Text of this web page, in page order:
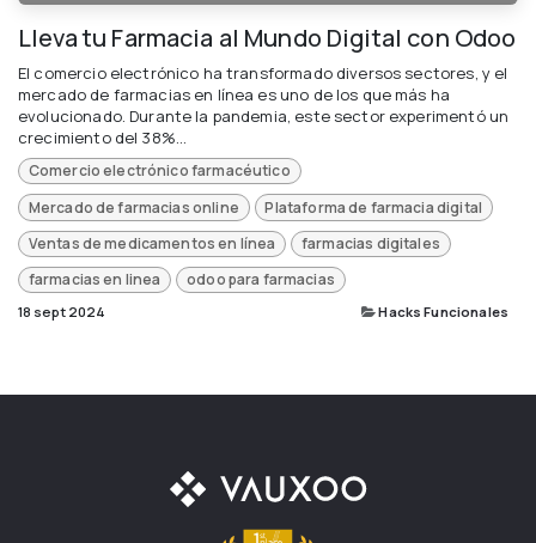
Lleva tu Farmacia al Mundo Digital con Odoo
El comercio electrónico ha transformado diversos sectores, y el
mercado de farmacias en línea es uno de los que más ha
evolucionado. Durante la pandemia, este sector experimentó un
crecimiento del 38%...
Comercio electrónico farmacéutico
Mercado de farmacias online
Plataforma de farmacia digital
Ventas de medicamentos en línea
farmacias digitales
farmacias en linea
odoo para farmacias
18 sept 2024 Hacks Funcionales